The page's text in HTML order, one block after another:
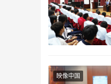
映像中国